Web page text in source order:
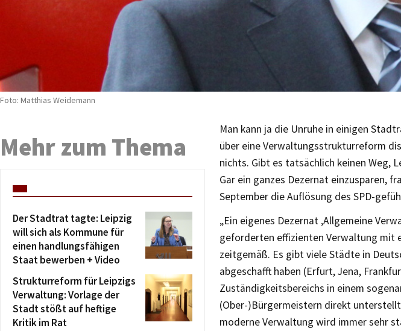
Foto: Matthias Weidemann
Man kann ja die Unruhe in einigen
über eine Verwaltungsstrukturreform
nichts. Gibt es tatsächlich keinen Weg,
Gar ein ganzes Dezernat einzusparen,
September die Auflösung des SPD-
„Ein eigenes Dezernat ‚Allgemeine
geforderten effizienten Verwaltung mit
zeitgemäß. Es gibt viele Städte in
abgeschafft haben (Erfurt, Jena,
Zuständigkeitsbereichs in einem
(Ober-)Bürgermeistern direkt
moderne Verwaltung wird immer sehr
Mehr zum Thema
Der Stadtrat tagte: Leipzig
will sich als Kommune für
einen handlungsfähigen
Staat bewerben + Video
Strukturreform für Leipzigs
Verwaltung: Vorlage der
Stadt stößt auf heftige
Kritik im Rat